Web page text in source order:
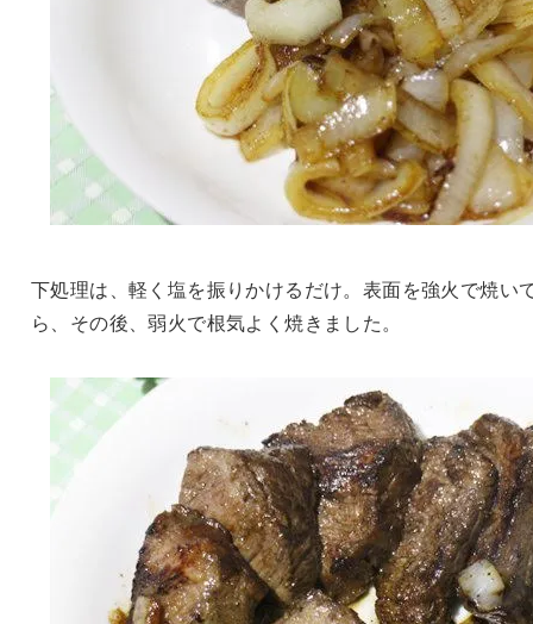
下処理は、軽く塩を振りかけるだけ。表面を強火で焼い
ら、その後、弱火で根気よく焼きました。